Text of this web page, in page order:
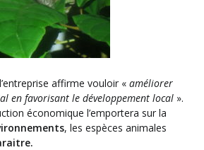
l’entreprise affirme vouloir « améliorer
en favorisant le développement local ».
économique l’emportera sur la
, les espèces animales